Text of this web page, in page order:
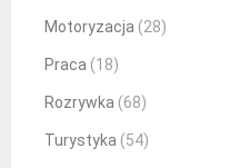
Motoryzacja (28)
Praca (18)
Rozrywka (68)
Turystyka (54)